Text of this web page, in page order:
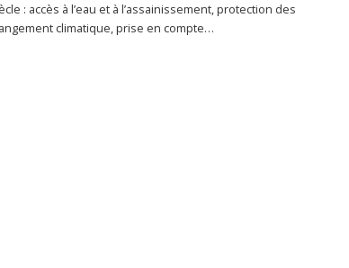
: accès à l’eau et à l’assainissement, protection des
climatique, prise en compte…